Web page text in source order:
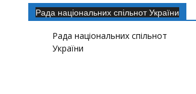
Рада національних спільнот України
Рада національних спільнот
України